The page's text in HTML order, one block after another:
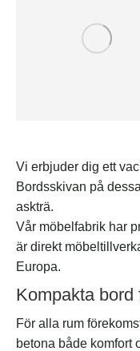
Vi erbjuder dig ett
Bordsskivan på
askträ.
Vår möbelfabrik har
är direkt
Europa.
Kompakta bord
För alla rum
betona både komfort